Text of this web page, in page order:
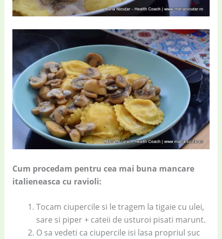
Cum procedam pentru cea mai buna mancare
italieneasca cu ravioli:
Tocam ciupercile si le tragem la tigaie cu ulei,
sare si piper + cateii de usturoi pisati marunt.
O sa vedeti ca ciupercile isi lasa propriul suc